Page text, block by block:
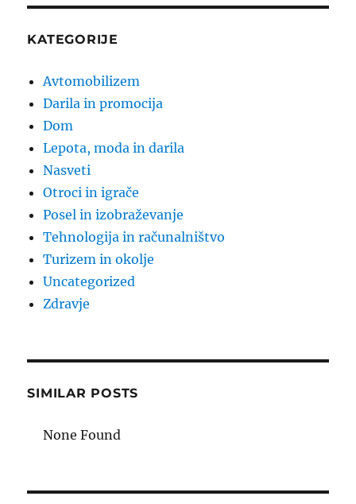
KATEGORIJE
Avtomobilizem
Darila in promocija
Dom
Lepota, moda in darila
Nasveti
Otroci in igrače
Posel in izobraževanje
Tehnologija in računalništvo
Turizem in okolje
Uncategorized
Zdravje
SIMILAR POSTS
None Found